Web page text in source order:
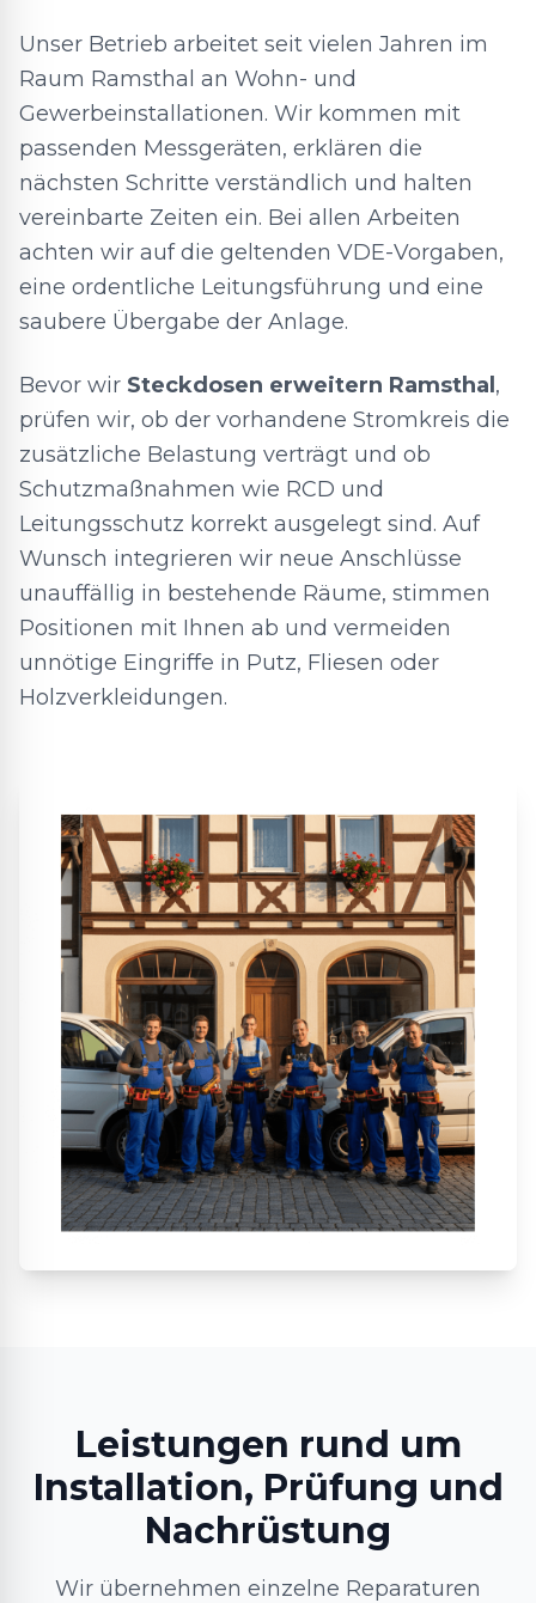
Unser Betrieb arbeitet seit vielen Jahren im
Raum Ramsthal an Wohn- und
Gewerbeinstallationen. Wir kommen mit
passenden Messgeräten, erklären die
nächsten Schritte verständlich und halten
vereinbarte Zeiten ein. Bei allen Arbeiten
achten wir auf die geltenden VDE-Vorgaben,
eine ordentliche Leitungsführung und eine
saubere Übergabe der Anlage.
Bevor wir Steckdosen erweitern Ramsthal ,
prüfen wir, ob der vorhandene Stromkreis die
zusätzliche Belastung verträgt und ob
Schutzmaßnahmen wie RCD und
Leitungsschutz korrekt ausgelegt sind. Auf
Wunsch integrieren wir neue Anschlüsse
unauffällig in bestehende Räume, stimmen
Positionen mit Ihnen ab und vermeiden
unnötige Eingriffe in Putz, Fliesen oder
Holzverkleidungen.
Leistungen rund um
Installation, Prüfung und
Nachrüstung
Wir übernehmen einzelne Reparaturen